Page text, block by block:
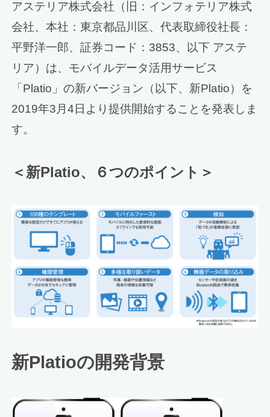
アステリア株式会社（旧：インフォテリア株式
会社、本社：東京都品川区、代表取締役社長：
平野洋一郎、証券コード：3853、以下 アステ
リア）は、モバイルデータ活用サービス
「Platio」の新バージョン（以下、新Platio）を
2019年3月4日より提供開始することを発表しま
す。
＜新Platio、６つのポイント＞
新Platioの開発背景